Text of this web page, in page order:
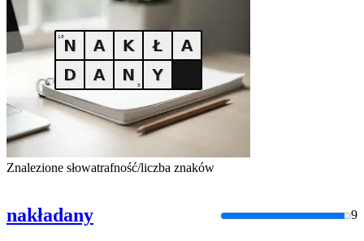
Znalezione słowatrafność/liczba znaków
nakładany 9